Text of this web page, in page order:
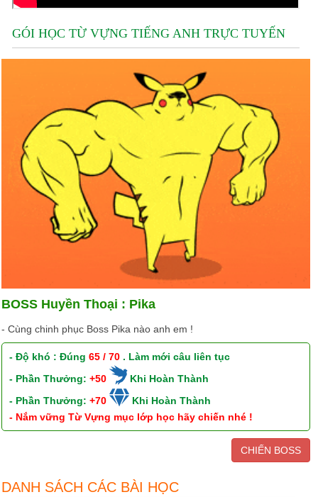
GÓI HỌC TỪ VỰNG TIẾNG ANH TRỰC TUYẾN
BOSS Huyền Thoại : Pika
- Cùng chinh phục Boss Pika nào anh em !
- Độ khó : Đúng65 / 70 . Làm mới câu liên tục
- Phần Thưởng:+50
Khi Hoàn Thành
- Phần Thưởng:+70
Khi Hoàn Thành
- Nắm vững Từ Vựng mục lớp học hãy chiến nhé !
CHIẾN BOSS
DANH SÁCH CÁC BÀI HỌC